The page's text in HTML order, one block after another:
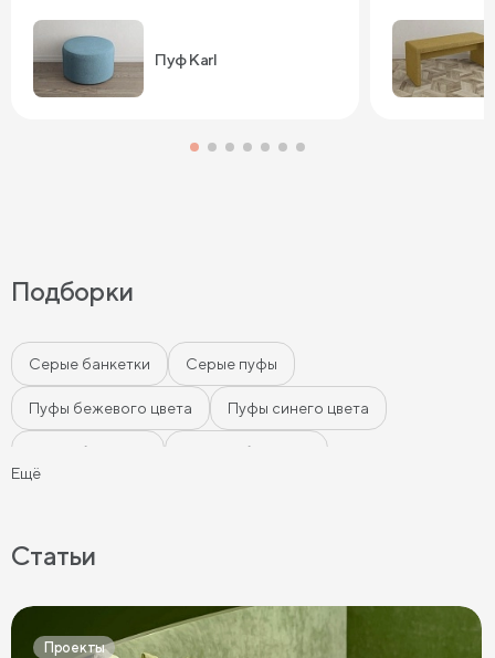
Пуф Karl
Подборки
Серые банкетки Серые пуфы
Пуфы бежевого цвета Пуфы синего цвета
Белые банкетки Черные банкетки
Большие пуфы Мягкие пуфы Пуфы велюр
Ещё
Статьи
Проекты